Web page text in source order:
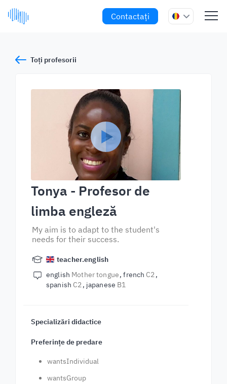
Contactați
Toți profesorii
Tonya - Profesor de
limba engleză
My aim is to adapt to the student's
needs for their success.
teacher.english
english Mother tongue french C2
spanish C2 japanese B1
Specializări didactice
Preferințe de predare
wantsIndividual
wantsGroup